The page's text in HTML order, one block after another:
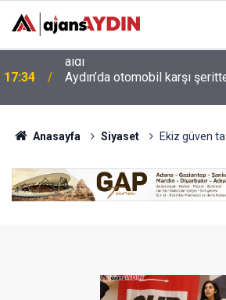
17:34 Aydın’da otomobil karşı
Anasayfa Siyaset Ekiz güven